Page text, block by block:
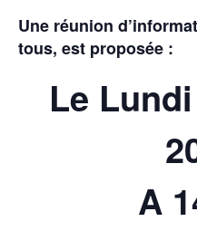
Une réunion
tous, est proposée :
Le
A